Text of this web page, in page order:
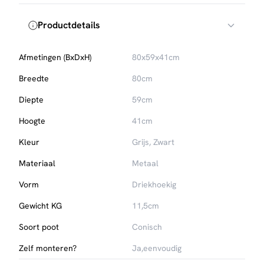
Productdetails
Afmetingen (BxDxH)
80x59x41cm
Breedte
80cm
Diepte
59cm
Hoogte
41cm
Kleur
Grijs, Zwart
Materiaal
Metaal
Vorm
Driekhoekig
Gewicht KG
11,5cm
Soort poot
Conisch
Zelf monteren?
Ja,eenvoudig